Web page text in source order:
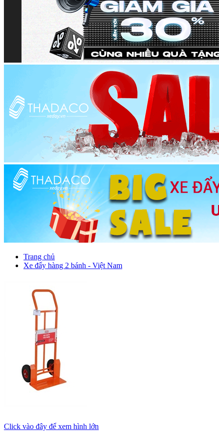
Trang chủ
Xe đẩy hàng 2 bánh - Việt Nam
Click vào đây để xem hình lớn